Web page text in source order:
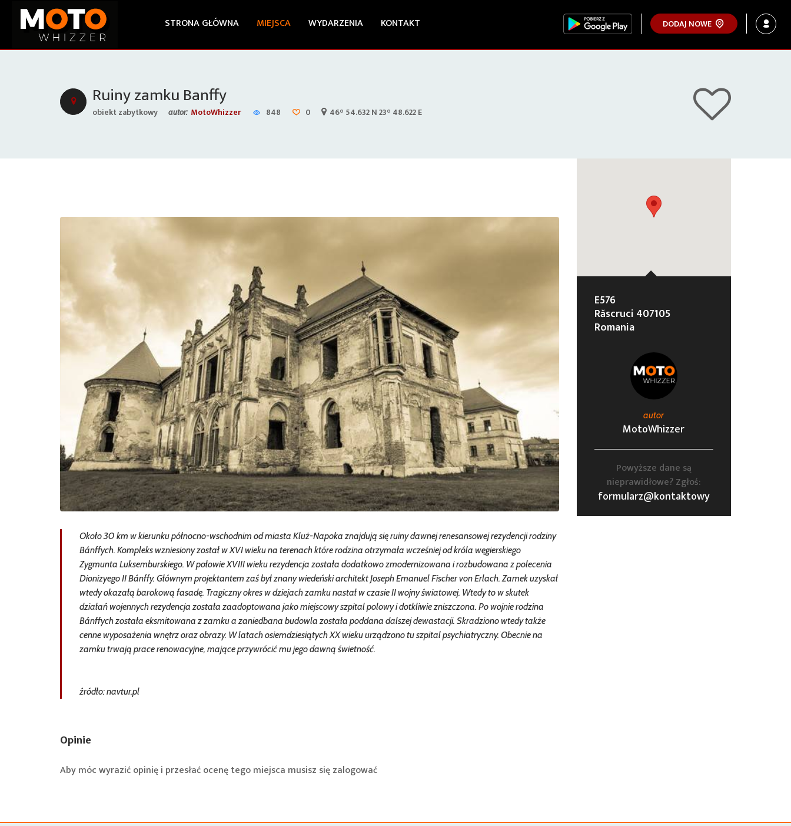
STRONA GŁÓWNA MIEJSCA WYDARZENIA KONTAKT DODAJ NOWE
Ruiny zamku Banffy
obiekt zabytkowy autor: MotoWhizzer 848 0 46° 54.632 N 23° 48.622 E
Około 30 km w kierunku północno-wschodnim od miasta Kluż-Napoka znajdują się ruiny dawnej renesansowej rezydencji rodziny
Bánffych. Kompleks wzniesiony został w XVI wieku na terenach które rodzina otrzymała wcześniej od króla węgierskiego
Zygmunta Luksemburskiego. W połowie XVIII wieku rezydencja została dodatkowo zmodernizowana i rozbudowana z polecenia
Dionizyego II Bánffy. Głównym projektantem zaś był znany wiedeński architekt Joseph Emanuel Fischer von Erlach. Zamek uzyskał
wtedy okazałą barokową fasadę. Tragiczny okres w dziejach zamku nastał w czasie II wojny światowej. Wtedy to w skutek
działań wojennych rezydencja została zaadoptowana jako miejscowy szpital polowy i dotkliwie zniszczona. Po wojnie rodzina
Bánffych została eksmitowana z zamku a zaniedbana budowla została poddana dalszej dewastacji. Skradziono wtedy także
cenne wyposażenia wnętrz oraz obrazy. W latach osiemdziesiątych XX wieku urządzono tu szpital psychiatryczny. Obecnie na
zamku trwają prace renowacyjne, mające przywrócić mu jego dawną świetność.
źródło: navtur.pl
Opinie
Aby móc wyrazić opinię i przesłać ocenę tego miejsca musisz sięzalogować
E576
Răscruci 407105
Romania
autor
MotoWhizzer
Powyższe dane są
nieprawidłowe? Zgłoś:
formularz@kontaktowy